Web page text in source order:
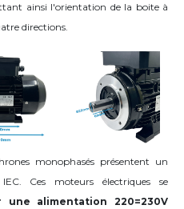
ainsi l'orientation de la boite à
directions.
monophasés présentent un
Ces moteurs électriques se
une alimentation 220=230V